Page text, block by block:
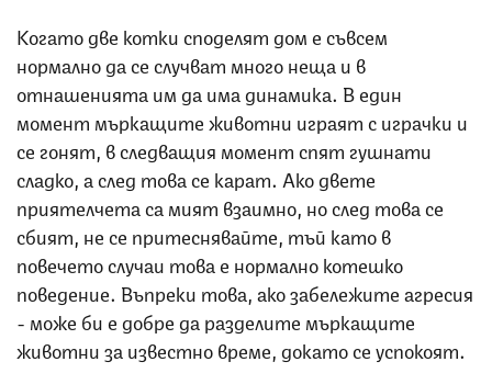
Когато две котки споделят дом е съвсем
нормално да се случват много неща и в
отнашенията им да има динамика. В един
момент мъркащите животни играят с играчки и
се гонят, в следващия момент спят гушнати
сладко, а след това се карат. Ако двете
приятелчета са мият взаимно, но след това се
сбият, не се притеснявайте, тъй като в
повечето случаи това е нормално котешко
поведение. Въпреки това, ако забележите агресия
- може би е добре да разделите мъркащите
животни за известно време, докато се успокоят.